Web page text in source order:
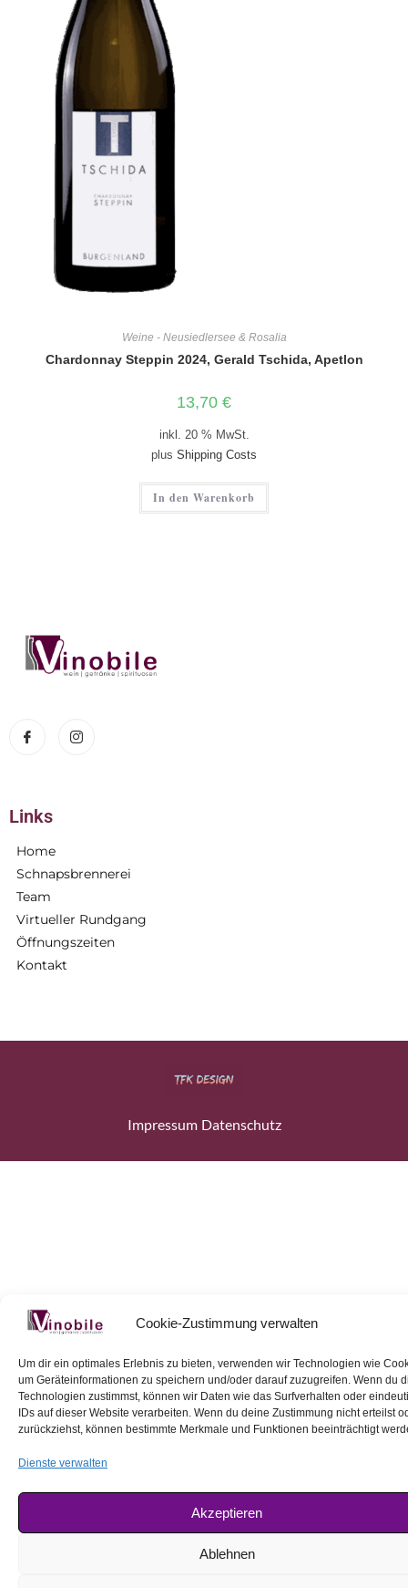
Cookie-Zustimmung verwalten
Um dir ein optimales Erlebnis zu bieten, verwenden wir Technologien wie
um Geräteinformationen zu speichern und/oder darauf zuzugreifen. Wenn du
Technologien zustimmst, können wir Daten wie das Surfverhalten oder
IDs auf dieser Website verarbeiten. Wenn du deine Zustimmung nicht erteilst
zurückziehst, können bestimmte Merkmale und Funktionen beeinträchtigt
Dienste verwalten
Akzeptieren
Ablehnen
Weine - Neusiedlersee & Rosalia
Chardonnay Steppin 2024, Gerald Tschida, Apetlon
13,70 €
inkl. 20 % MwSt.
plus Shipping Costs
In den Warenkorb
Links
Home
Schnapsbrennerei
Team
Virtueller Rundgang
Öffnungszeiten
Kontakt
Impressum Datenschutz